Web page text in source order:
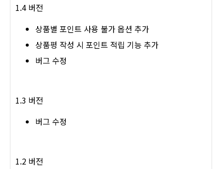
1.4 버전
상품별 포인트 사용 불가 옵션 추가
상품평 작성 시 포인트 적립 기능 추가
버그 수정
1.3 버전
버그 수정
1.2 버전